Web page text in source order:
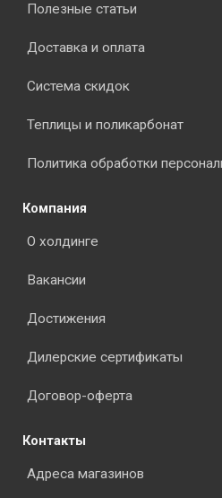
Полезные статьи
Доставка и оплата
Система скидок
Теплицы и поликарбонат
Политика обработки
Компания
О холдинге
Вакансии
Достижения
Дилерские сертификаты
Договор-оферта
Контакты
Адреса магазинов